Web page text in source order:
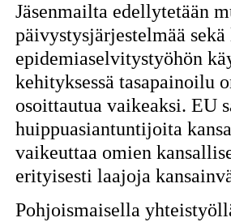
Jäsenmailta edellytetään
päivystysjärjestelmää
epidemiaselvitystyöhön
kehityksessä tasapainoilu
osoittautua vaikeaksi. EU
huippuasiantuntijoita
vaikeuttaa omien
erityisesti laajoja
Pohjoismaisella